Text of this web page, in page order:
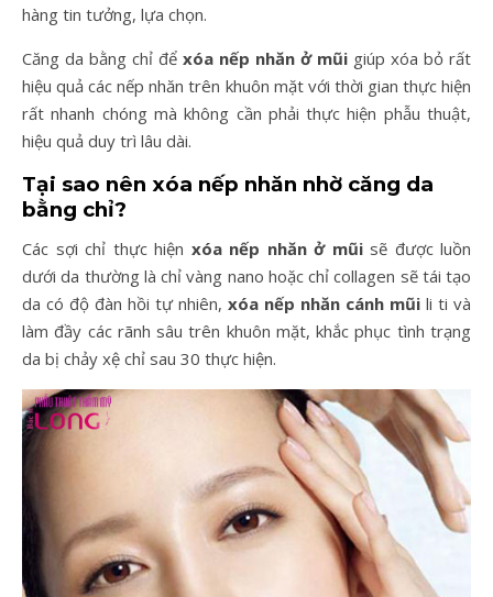
hàng tin tưởng, lựa chọn.
Căng da bằng chỉ để xóa nếp nhăn ở mũi giúp xóa bỏ rất
hiệu quả các nếp nhăn trên khuôn mặt với thời gian thực hiện
rất nhanh chóng mà không cần phải thực hiện phẫu thuật,
hiệu quả duy trì lâu dài.
Tại sao nên xóa nếp nhăn nhờ căng da
bằng chỉ?
Các sợi chỉ thực hiện xóa nếp nhăn ở mũisẽ được luồn
dưới da thường là chỉ vàng nano hoặc chỉ collagen sẽ tái tạo
da có độ đàn hồi tự nhiên, xóa nếp nhăn cánh mũi li ti và
làm đầy các rãnh sâu trên khuôn mặt, khắc phục tình trạng
da bị chảy xệ chỉ sau 30 thực hiện.